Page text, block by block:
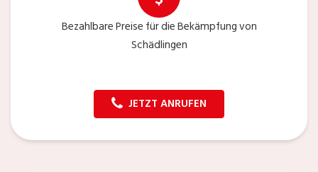
Bezahlbare Preise für die Bekämpfung von
Schädlingen
JETZT ANRUFEN